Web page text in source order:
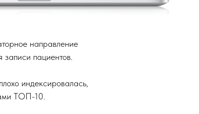
направление
пациентов.
индексировалась,
ТОП-10.